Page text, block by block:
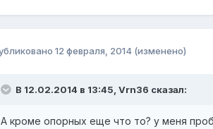
12 февраля, 2014 (изменено)
В 12.02.2014 в 13:45, Vrn36 сказал:
А кроме опорных еще что то? у меня